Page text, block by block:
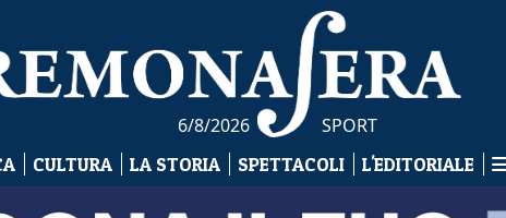
6/8/2026 SPORT
CULTURA LA STORIA SPETTACOLI L'EDITORIALE